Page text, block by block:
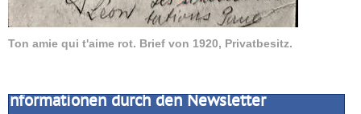
Ton amie qui t'aime rot. Brief von 1920, Privatbesitz.
Informationen durch den Newsletter